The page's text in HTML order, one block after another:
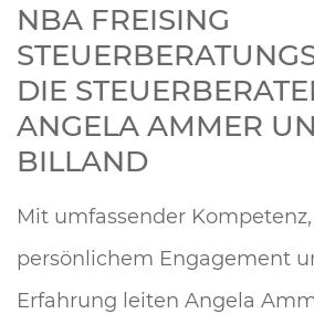
NBA FREISING
DIE
ANGELA AMMER
BILLAND
Mit umfassender
persönlichem Engagement
Erfahrung leiten Angela